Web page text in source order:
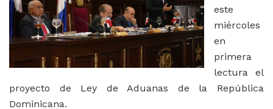
este
miércoles
en
primera
lectura el
proyecto de Ley de Aduanas de la República
Dominicana.